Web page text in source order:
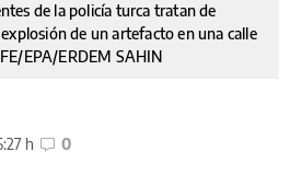
de la policía turca tratan de
de un artefacto en una calle
EPA/ERDEM SAHIN
h 0